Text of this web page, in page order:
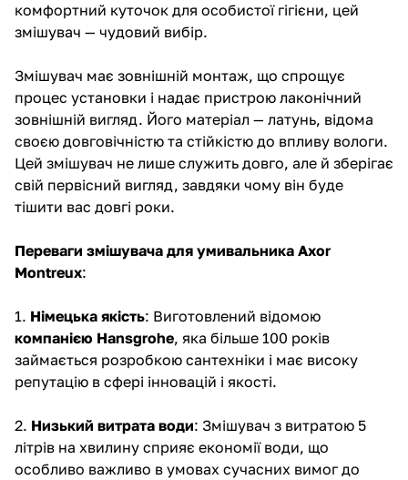
комфортний куточок для особистої гігієни, цей
змішувач — чудовий вибір.
Змішувач має зовнішній монтаж, що спрощує
процес установки і надає пристрою лаконічний
зовнішній вигляд. Його матеріал — латунь, відома
своєю довговічністю та стійкістю до впливу вологи.
Цей змішувач не лише служить довго, але й зберігає
свій первісний вигляд, завдяки чому він буде
тішити вас довгі роки.
Переваги змішувача для умивальника Axor
Montreux:
1. Німецька якість: Виготовлений відомою
компанією Hansgrohe, яка більше 100 років
займається розробкою сантехніки і має високу
репутацію в сфері інновацій і якості.
2. Низький витрата води: Змішувач з витратою 5
літрів на хвилину сприяє економії води, що
особливо важливо в умовах сучасних вимог до